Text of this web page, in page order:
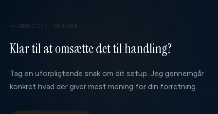
BRUG DET I PRAKSIS
Klar til at omsætte det til handling?
Tag en uforpligtende snak om dit setup. Jeg gennemgår
konkret hvad der giver mest mening for din forretning.